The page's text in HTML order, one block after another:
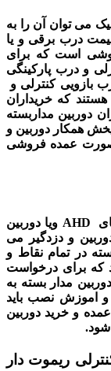
می توان آن را به
درب برقی و یا
است که برای
و درب پارکینگی
بازویی کنترلی و
که خریداران
دوربین مداربسته
پخش همکار دوربین و
صورت عمده فروشی
فروش تستر دوربین مداربسته برای دوربین های AHD ویا دوربین
و دزدگیر می
در تمام نقاط و
که برای درخواست
مدار بسته به
و اموزش نصب باید
و خرید دوربین
شود.
ریموت دار